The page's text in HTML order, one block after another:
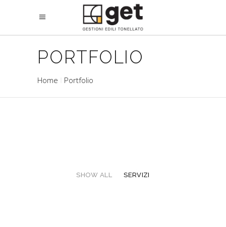
PORTFOLIO
Home Portfolio
SHOW ALL SERVIZI